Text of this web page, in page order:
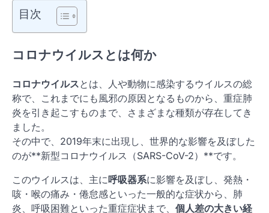
目次
コロナウイルスとは何か
コロナウイルスとは、人や動物に感染するウイルスの総
称で、これまでにも風邪の原因となるものから、重症肺
炎を引き起こすものまで、さまざまな種類が存在してき
ました。
その中で、2019年末に出現し、世界的な影響を及ぼした
のが**新型コロナウイルス（SARS-CoV-2）**です。
このウイルスは、主に呼吸器系に影響を及ぼし、発熱・
咳・喉の痛み・倦怠感といった一般的な症状から、肺
炎、呼吸困難といった重症症状まで、 個人差の大きい経